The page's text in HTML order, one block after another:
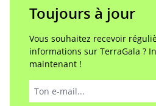
Toujours à jour
Vous souhaitez recevoir
informations sur TerraGala ?
maintenant !